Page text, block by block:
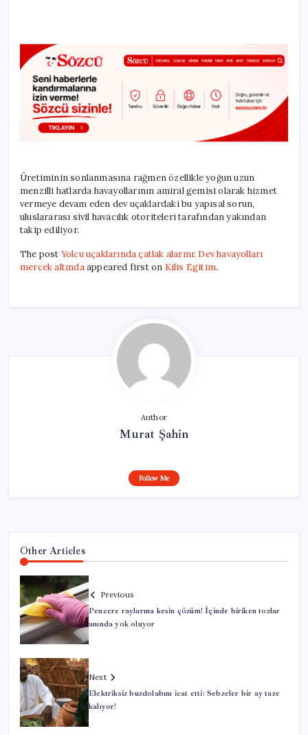
Üretiminin sonlanmasına rağmen özellikle yoğun uzun
menzilli hatlarda havayollarının amiral gemisi olarak hizmet
vermeye devam eden dev uçaklardaki bu yapısal sorun,
uluslararası sivil havacılık otoriteleri tarafından yakından
takip ediliyor.
The post Yolcu uçaklarında çatlak alarmı: Dev havayolları
mercek altındaappeared first on Kilis Egitim.
Author
Murat Şahin
Follow Me
Other Articles
Previous
Pencere raylarına kesin çözüm! İçinde biriken tozlar
anında yok oluyor
Next
Elektriksiz buzdolabını icat etti: Sebzeler bir ay taze
kalıyor!